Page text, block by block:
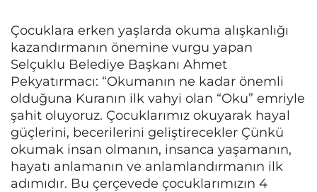
Çocuklara erken yaşlarda okuma alışkanlığı
kazandırmanın önemine vurgu yapan
Selçuklu Belediye Başkanı Ahmet
Pekyatırmacı: “Okumanın ne kadar önemli
olduğuna Kuranın ilk vahyi olan “Oku” emriyle
şahit oluyoruz. Çocuklarımız okuyarak hayal
güçlerini, becerilerini geliştirecekler Çünkü
okumak insan olmanın, insanca yaşamanın,
hayatı anlamanın ve anlamlandırmanın ilk
adımıdır. Bu çerçevede çocuklarımızın 4